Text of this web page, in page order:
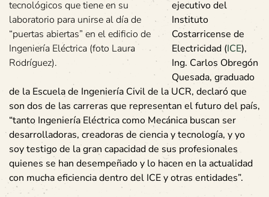
tecnológicos que tiene en su
laboratorio para unirse al día de
“puertas abiertas” en el edificio de
Ingeniería Eléctrica (foto Laura
Rodríguez).
ejecutivo del
Instituto
Costarricense de
Electricidad (ICE),
Ing. Carlos Obregón
Quesada, graduado
de la Escuela de Ingeniería Civil de la UCR, declaró que
son dos de las carreras que representan el futuro del país,
“tanto Ingeniería Eléctrica como Mecánica buscan ser
desarrolladoras, creadoras de ciencia y tecnología, y yo
soy testigo de la gran capacidad de sus profesionales
quienes se han desempeñado y lo hacen en la actualidad
con mucha eficiencia dentro del ICE y otras entidades”.